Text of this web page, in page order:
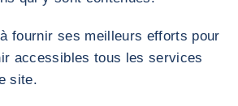
à fournir ses meilleurs efforts pour
accessibles tous les services
site.